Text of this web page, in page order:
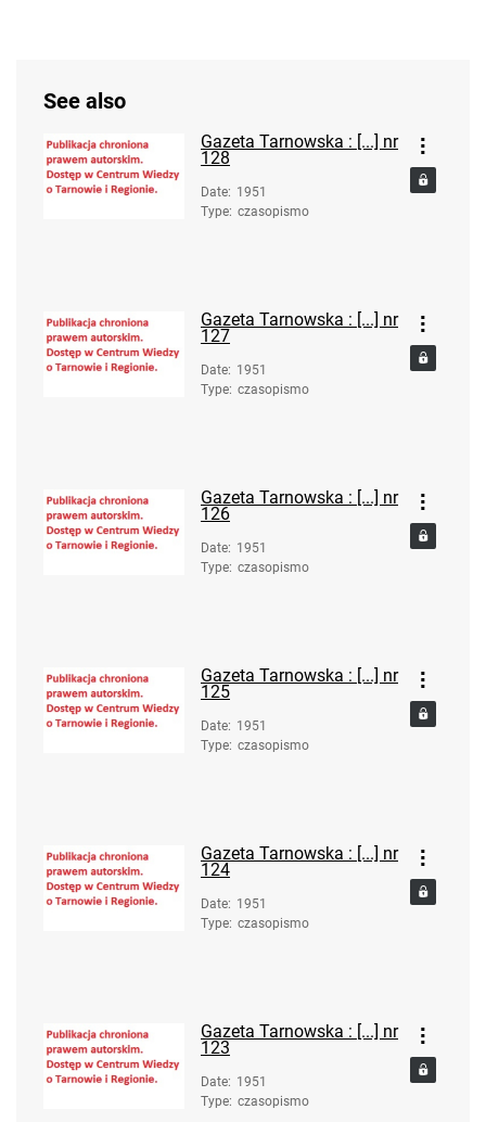
See also
Gazeta Tarnowska : [...] nr
128
Date: 1951
Type: czasopismo
Gazeta Tarnowska : [...] nr
127
Date: 1951
Type: czasopismo
Gazeta Tarnowska : [...] nr
126
Date: 1951
Type: czasopismo
Gazeta Tarnowska : [...] nr
125
Date: 1951
Type: czasopismo
Gazeta Tarnowska : [...] nr
124
Date: 1951
Type: czasopismo
Gazeta Tarnowska : [...] nr
123
Date: 1951
Type: czasopismo